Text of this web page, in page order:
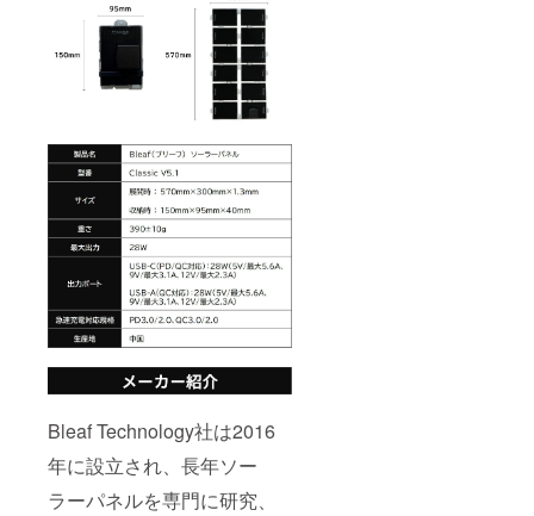
Bleaf Technology社は2016
年に設立され、長年ソー
ラーパネルを専門に研究、